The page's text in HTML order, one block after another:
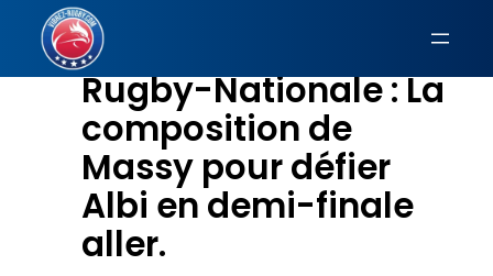
Aller
contenu Rugby-Nationale : La
composition de
Massy pour défier
Albi en demi-finale
aller.